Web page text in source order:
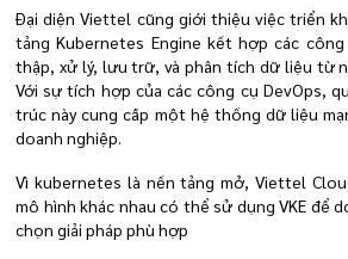
Đại diện Viettel cũng giới thiệu việc triển
tảng Kubernetes Engine kết hợp các
thập, xử lý, lưu trữ, và phân tích dữ liệu từ
Với sự tích hợp của các công cụ DevOps,
trúc này cung cấp một hệ thống dữ liệu
doanh nghiệp.
Vì kubernetes là nền tảng mở, Viettel
mô hình khác nhau có thể sử dụng VKE để
chọn giải pháp phù hợp